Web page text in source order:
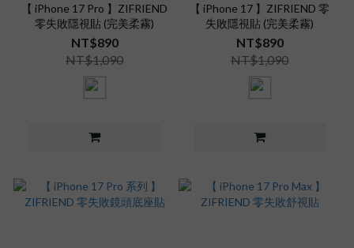
【 iPhone 17 Pro 】ZIFRIEND
零失敗隱視貼 (完美柔霧)
NT$890
NT$1,090
【 iPhone 17 】ZIFRIEND 零
失敗隱視貼 (完美柔霧)
NT$890
NT$1,090